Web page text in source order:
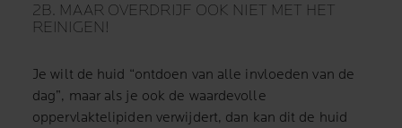
2B. MAAR OVERDRIJF OOK NIET MET HET
REINIGEN!
Je wilt de huid “ontdoen van alle invloeden van de
dag”, maar als je ook de waardevolle
oppervlaktelipiden verwijdert, dan kan dit de huid